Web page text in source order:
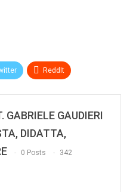
ReddIt
GABRIELE GAUDIERI
DIDATTA,
0 Posts 342